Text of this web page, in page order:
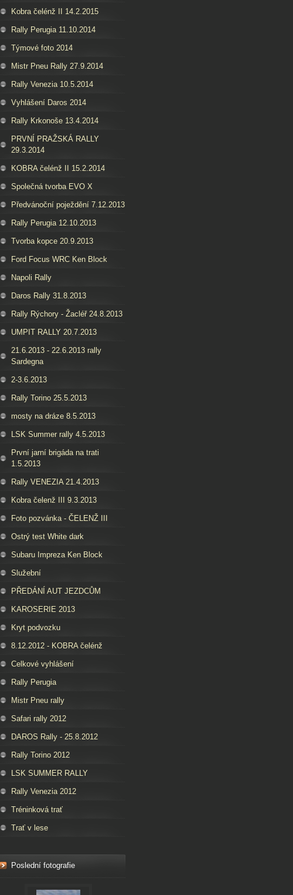
Kobra čelénž II 14.2.2015
Rally Perugia 11.10.2014
Týmové foto 2014
Mistr Pneu Rally 27.9.2014
Rally Venezia 10.5.2014
Vyhlášení Daros 2014
Rally Krkonoše 13.4.2014
PRVNÍ PRAŽSKÁ RALLY
29.3.2014
KOBRA čelénž II 15.2.2014
Společná tvorba EVO X
Předvánoční poježdění 7.12.2013
Rally Perugia 12.10.2013
Tvorba kopce 20.9.2013
Ford Focus WRC Ken Block
Napoli Rally
Daros Rally 31.8.2013
Rally Rýchory - Žacléř 24.8.2013
UMPIT RALLY 20.7.2013
21.6.2013 - 22.6.2013 rally
Sardegna
2-3.6.2013
Rally Torino 25.5.2013
mosty na dráze 8.5.2013
LSK Summer rally 4.5.2013
První jarní brigáda na trati
1.5.2013
Rally VENEZIA 21.4.2013
Kobra čelenž III 9.3.2013
Foto pozvánka - ČELENŽ III
Ostrý test White dark
Subaru Impreza Ken Block
Služební
PŘEDÁNÍ AUT JEZDCŮM
KAROSERIE 2013
Kryt podvozku
8.12.2012 - KOBRA čelénž
Celkové vyhlášení
Rally Perugia
Mistr Pneu rally
Safari rally 2012
DAROS Rally - 25.8.2012
Rally Torino 2012
LSK SUMMER RALLY
Rally Venezia 2012
Tréninková trať
Trať v lese
Poslední fotografie